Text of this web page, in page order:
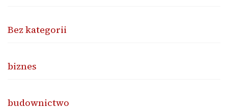
Bez kategorii
biznes
budownictwo